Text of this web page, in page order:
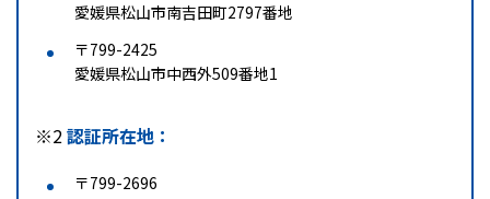
愛媛県松山市南吉田町2797番地
〒799-2425
愛媛県松山市中西外509番地1
※2認証所在地：
〒799-2696